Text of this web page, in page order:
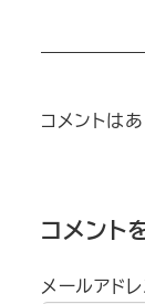
コメントは
コメント
メールアド